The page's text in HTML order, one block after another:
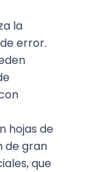
la
error.
hojas de
de gran
que